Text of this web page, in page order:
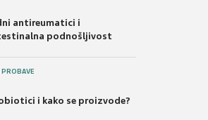
antireumatici i
podnošljivost
i kako se proizvode?